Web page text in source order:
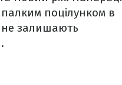
поцілунком в
не залишають